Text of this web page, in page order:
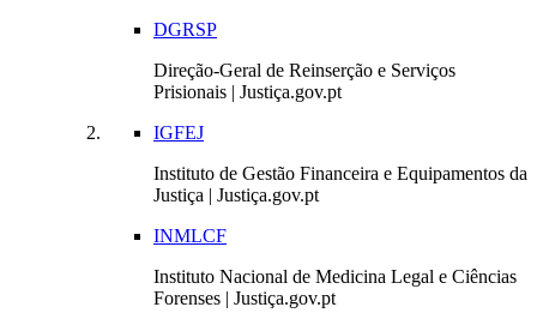
DGRSP
Direção-Geral de Reinserção e Serviços
Prisionais | Justiça.gov.pt
IGFEJ
Instituto de Gestão Financeira e Equipamentos da
Justiça | Justiça.gov.pt
INMLCF
Instituto Nacional de Medicina Legal e Ciências
Forenses | Justiça.gov.pt